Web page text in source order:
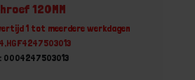
120MM
1 tot meerdere werkdagen
0004247503013